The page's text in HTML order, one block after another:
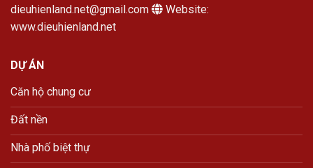
dieuhienland.net@gmail.com
Website:
www.dieuhienland.net
DỰ ÁN
Căn hộ chung cư
Đất nền
Nhà phố biệt thự